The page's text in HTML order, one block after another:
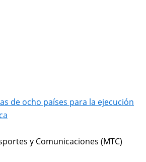
de ocho países para la ejecución
y Comunicaciones (MTC)